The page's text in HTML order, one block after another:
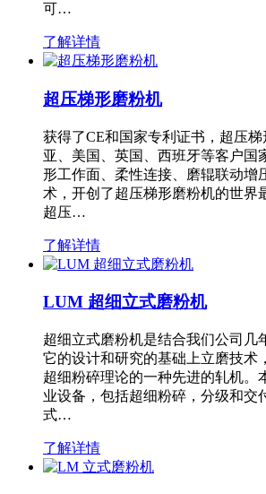
可…
了解详情
超压梯形磨粉机
获得了CE和国家专利证书，超压梯
亚、美国、英国、西班牙等客户国
形工作面、柔性连接、磨辊联动增
术，开创了超压梯形磨粉机的世界
超压…
了解详情
LUM 超细立式磨粉机
超细立式磨粉机是结合我们公司几
它的设计和研究的基础上立磨技术
超细粉碎理论的一种先进的轧机。
业设备，包括超细粉碎，分级和交
式…
了解详情